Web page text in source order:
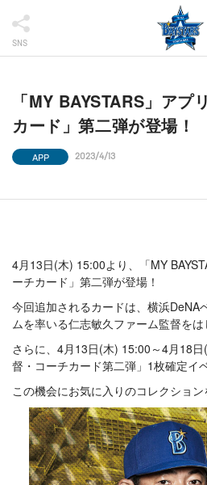
SNS
「MY BAYSTARS」アプ
カード」第二弾が登場！
APP 2023/4/13
4月13日(木) 15:00より、「MY
ーチカード」第二弾が登場！
今回追加されるカードは、横浜DeNA
ムを率いる仁志敏久ファーム監督をは
さらに、4月13日(木) 15:00～4月18
督・コーチカード第二弾」1枚確定イ
この機会にお気に入りのコレクション